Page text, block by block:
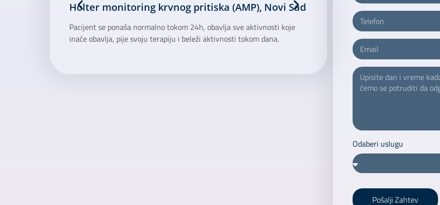
Holter monitoring krvnog pritiska (AMP), Novi Sad
Pacijent se ponaša normalno tokom 24h, obavlja sve aktivnosti koje
inače obavlja, pije svoju terapiju i beleži aktivnosti tokom dana.
Holter monitoring EKG,
aparat za 24h registrovanje EKG-a pri
Odaberi uslugu
Pošalji Zahtev